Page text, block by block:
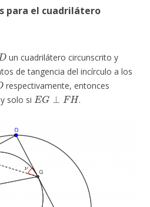
para el cuadrilátero
un cuadrilátero circunscrito y
de tangencia del incírculo a los
respectivamente, entonces
solo si
EG⊥FH
.